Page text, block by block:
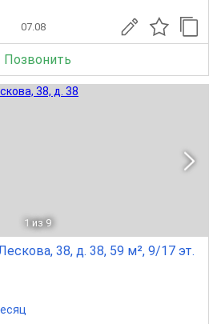
07.08
Позвонить
1 из 9
38, д. 38, 59 м², 9/17 эт.